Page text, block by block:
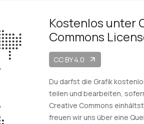
Kostenlos unter
Commons
CC BY 4.0 arrow_outward
Du darfst die Grafik
teilen und bearbeiten,
Creative Commons
freuen wir uns über eine